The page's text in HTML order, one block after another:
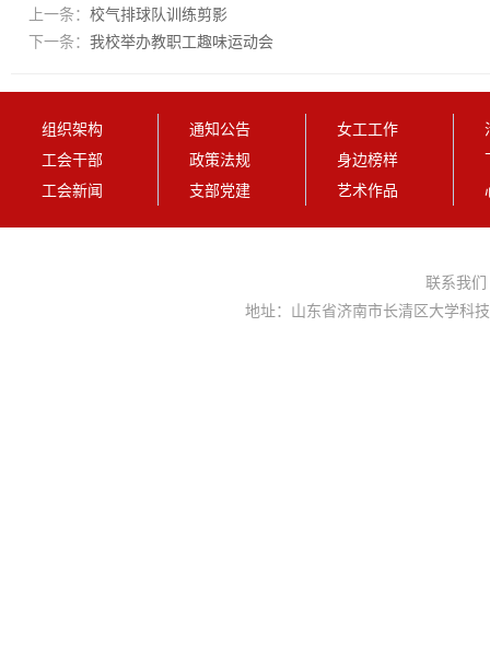
上一条： 校气排球队训练剪影
下一条： 我校举办教职工趣味运动会​
组织架构
工会干部
工会新闻
通知公告
政策法规
支部党建
女工工作
身边榜样
艺术作品
联系我们
地址：山东省济南市长清区大学科